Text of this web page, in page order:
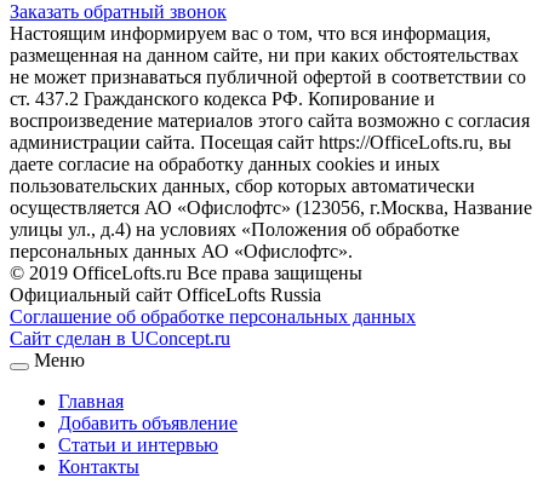
Заказать обратный звонок
Настоящим информируем вас о том, что вся информация,
размещенная на данном сайте, ни при каких обстоятельствах
не может признаваться публичной офертой в соответствии со
ст. 437.2 Гражданского кодекса РФ. Копирование и
воспроизведение материалов этого сайта возможно с согласия
администрации сайта. Посещая сайт https://OfficeLofts.ru, вы
даете согласие на обработку данных cookies и иных
пользовательских данных, сбор которых автоматически
осуществляется АО «Офислофтс» (123056, г.Москва, Название
улицы ул., д.4) на условиях «Положения об обработке
персональных данных АО «Офислофтс».
© 2019 OfficeLofts.ru Все права защищены
Официальный сайт OfficeLofts Russia
Соглашение об обработке персональных данных
Сайт сделан в UConcept.ru
Меню
Главная
Добавить объявление
Статьи и интервью
Контакты